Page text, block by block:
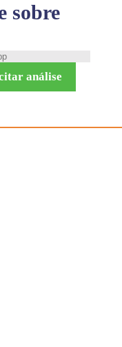
sobre
análise